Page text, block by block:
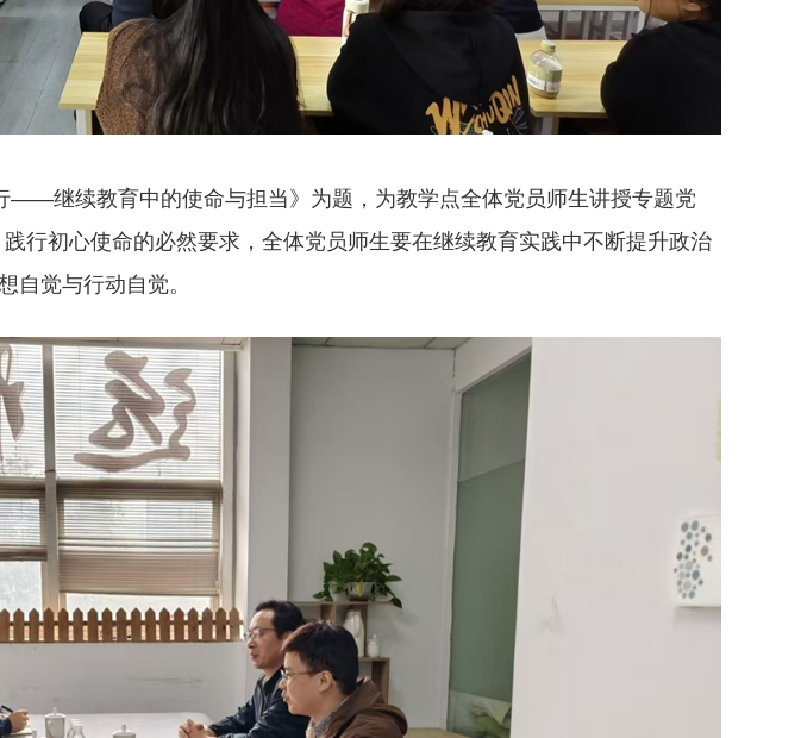
继续教育中的使命与担当》为题，为教学点全体党员师生讲授专题党
行初心使命的必然要求，全体党员师生要在继续教育实践中不断提升政治
自觉与行动自觉。